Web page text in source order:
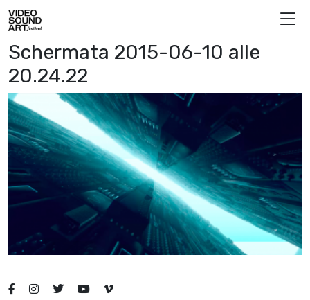
Vai al contenuto
Video Sound Art
Schermata 2015-06-10 alle
20.24.22